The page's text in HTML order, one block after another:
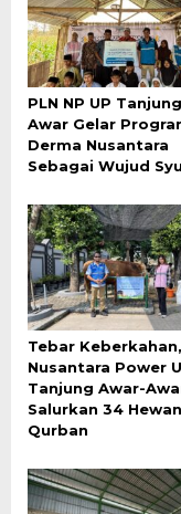
PLN NP UP
Awar Gelar
Derma Nusantara
Sebagai Wujud
Tebar
Nusantara Power
Tanjung Awar-
Salurkan 34 Hewan
Qurban